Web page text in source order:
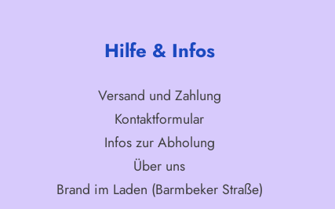
Hilfe & Infos
Versand und Zahlung
Kontaktformular
Infos zur Abholung
Über uns
Brand im Laden (Barmbeker Straße)